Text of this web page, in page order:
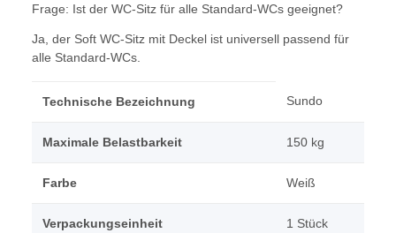
Frage: Ist der WC-Sitz für alle Standard-WCs geeignet?
Ja, der Soft WC-Sitz mit Deckel ist universell passend für
alle Standard-WCs.
Technische Bezeichnung Sundo
Maximale Belastbarkeit 150 kg
Farbe Weiß
Verpackungseinheit 1 Stück